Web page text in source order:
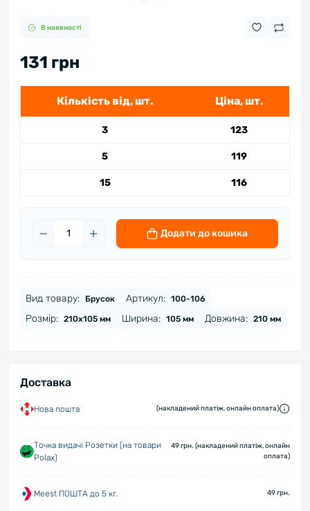
В наявності
131 грн
Кількість від, шт. Ціна, шт.
3 123
5 119
15 116
Додати до кошика
Вид товару: Брусок Артикул: 100-106
Розмір: 210х105 мм Ширина: 105 мм Довжина: 210 мм
Доставка
Нова пошта (накладений платіж, онлайн оплата)
Точка видачі Розетки (на товари
Polax)
49 грн. (накладений платіж, онлайн
оплата)
Meest ПОШТА до 5 кг. 49 грн.